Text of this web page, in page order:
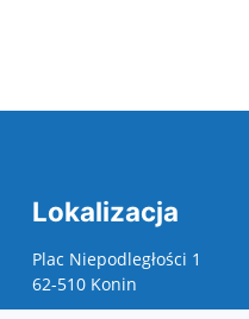
Lokalizacja
Plac Niepodległości 1
62-510 Konin